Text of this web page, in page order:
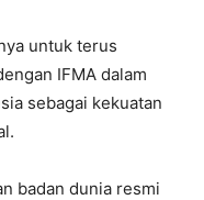
untuk terus
IFMA dalam
sebagai kekuatan
badan dunia resmi